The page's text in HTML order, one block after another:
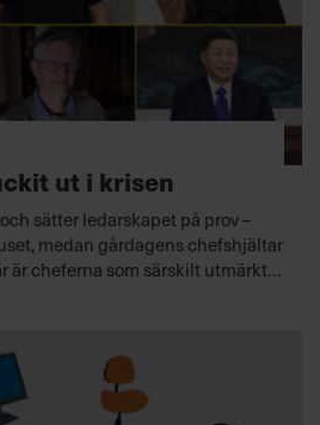
ut i krisen
sätter ledarskapet på prov –
medan gårdagens chefshjältar
är cheferna som särskilt utmärkt